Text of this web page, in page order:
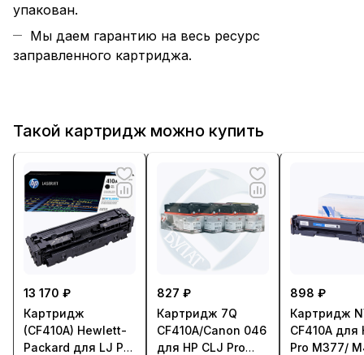
упакован.
Мы даем гарантию на весь ресурс
заправленного картриджа.
Такой картридж можно купить
13 170 ₽
Картридж
(CF410A) Hewlett-
Packard для LJ Pro
827 ₽
Картридж 7Q
CF410A/Canon 046
для HP CLJ Pro
898 ₽
Картридж
CF410A для
Pro M377/